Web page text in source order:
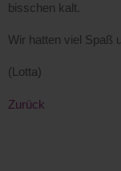
bisschen kalt.
Wir hatten viel Spaß
(Lotta)
Zurück